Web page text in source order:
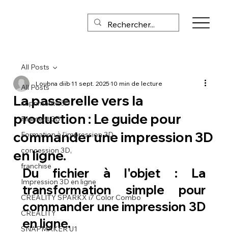
All Posts
imprimante 3D
Filament 3D
Formation à l'impression 3D
concession 3D,
franchise
Impression 3D en ligne
CREALITY SPARKX i7 Color Combo
CREALITY
SNAPMAKER U1
All Posts
La passerelle vers la
production : Le guide pour
commander une impression 3D
en ligne.
Loubna diib11 sept. 202510 min de lecture
Du fichier à l'objet : La
transformation simple pour
commander une impression 3D
en ligne.